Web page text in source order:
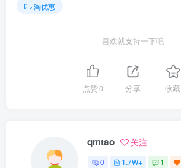
淘优惠
喜欢就支持一下吧
点赞0 分享 收藏
qmtao 关注
0 1.7W+ 1